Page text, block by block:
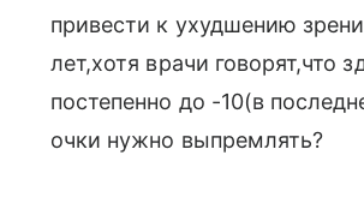
привести к ухудшению
лет,хотя врачи говорят,что
постепенно до -10(в
очки нужно выпремлять?